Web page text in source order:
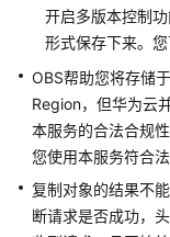
API
概
览
何
调
用
API
开启多版本控制
形式保存下来。您
OBS帮助您将存储
Region，但华为云
本服务的合法合规
您使用本服务符合法
复制对象的结果不
断请求是否成功，